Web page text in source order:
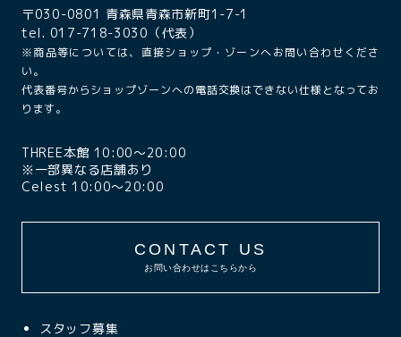
〒030-0801 青森県青森市新町1-7-1
tel. 017-718-3030（代表）
※商品等については、直接ショップ・ゾーンへお問い合わせくださ
い。
代表番号からショップゾーンへの電話交換はできない仕様となってお
ります。
THREE本館 10:00〜20:00
※一部異なる店舗あり
Celest 10:00〜20:00
CONTACT US
お問い合わせはこちらから
スタッフ募集